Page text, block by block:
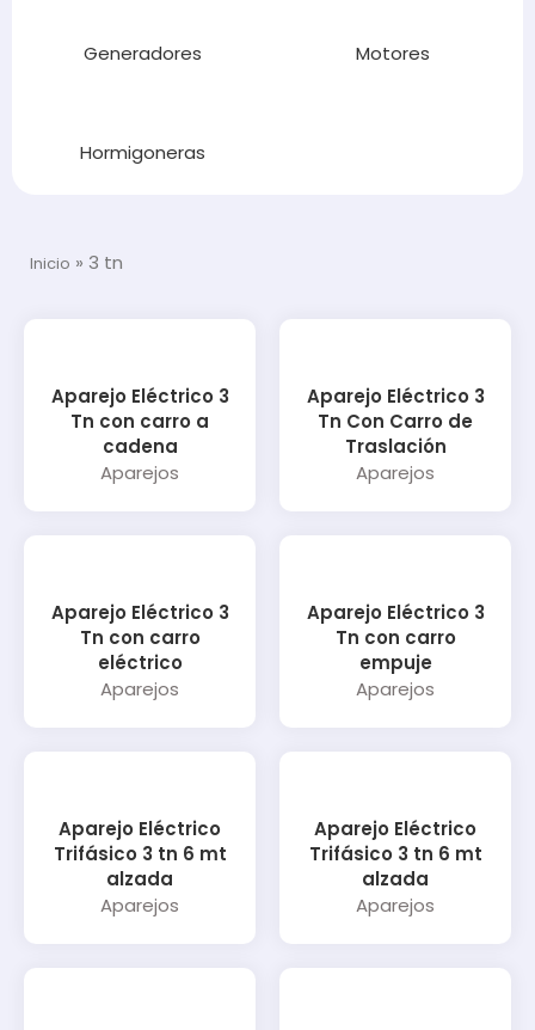
Generadores Motores
Hormigoneras
Inicio » 3 tn
Aparejo Eléctrico 3
Tn con carro a
cadena
Aparejos
Aparejo Eléctrico 3
Tn Con Carro de
Traslación
Aparejos
Aparejo Eléctrico 3
Tn con carro
eléctrico
Aparejos
Aparejo Eléctrico 3
Tn con carro
empuje
Aparejos
Aparejo Eléctrico
Trifásico 3 tn 6 mt
alzada
Aparejos
Aparejo Eléctrico
Trifásico 3 tn 6 mt
alzada
Aparejos